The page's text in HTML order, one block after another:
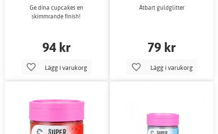
Ge dina cupcakes en
skimmrande finish!
94 kr
Lägg i varukorg
Ätbart guldglitter
79 kr
Lägg i varukorg